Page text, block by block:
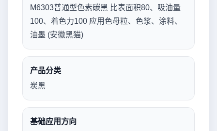
M6303普通型色素碳黑 比表面积80、吸油量
100、着色力100 应用色母粒、色浆、涂料、
油墨 (安徽黑猫)
产品分类
炭黑
基础应用方向